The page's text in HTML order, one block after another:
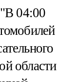
"В 04:00
области